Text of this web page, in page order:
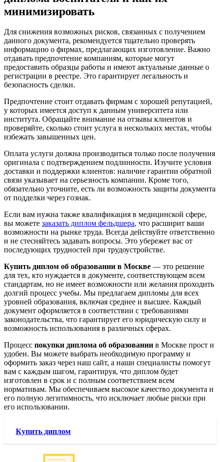
минимизировать
Для снижения возможных рисков, связанных с получением
данного документа, рекомендуется тщательно проверять
информацию о фирмах, предлагающих изготовление. Важно
отдавать предпочтение компаниям, которые могут
предоставить образцы работы и имеют актуальные данные о
регистрации в реестре. Это гарантирует легальность и
безопасность сделки.
Предпочтение стоит отдавать фирмам с хорошей репутацией,
у которых имеется доступ к данным университета или
института. Обращайте внимание на отзывы клиентов и
проверяйте, сколько стоит услуга в нескольких местах, чтобы
избежать завышенных цен.
Оплата услуги должна производиться только после получения
оригинала с подтверждением подлинности. Изучите условия
доставки и поддержки клиентов: наличие гарантии обратной
связи указывает на серьезность компании. Кроме того,
обязательно уточните, есть ли возможность защиты документа
от подделки через гознак.
Если вам нужна также квалификация в медицинской сфере,
вы можете заказать диплом фельдшера, что расширит ваши
возможности на рынке труда. Всегда действуйте ответственно
и не стесняйтесь задавать вопросы. Это убережет вас от
последующих трудностей при трудоустройстве.
Купить диплом об образовании в Москве — это решение
для тех, кто нуждается в документе, соответствующем всем
стандартам, но не имеет возможности или желания проходить
долгий процесс учебы. Мы предлагаем дипломы для всех
уровней образования, включая среднее и высшее. Каждый
документ оформляется в соответствии с требованиями
законодательства, что гарантирует его юридическую силу и
возможность использования в различных сферах.
Процесс покупки диплома об образовании в Москве прост и
удобен. Вы можете выбрать необходимую программу и
оформить заказ через наш сайт, а наши специалисты помогут
вам с каждым шагом, гарантируя, что диплом будет
изготовлен в срок и с полным соответствием всем
нормативам. Мы обеспечиваем высокое качество документа и
его полную легитимность, что исключает любые риски при
его использовании.
Купить диплом